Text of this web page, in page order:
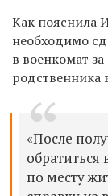
Как пояснила
необходимо
в военкомат
родственника
«После
по месту